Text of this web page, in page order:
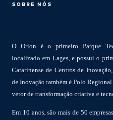
SOBRE NÓS
O Orion é o primeiro Parque
localizado em Lages, e possui o
Catarinense de Centros de
de Inovação também é Polo
vetor de transformação criativa e
Em 10 anos, são mais de 50